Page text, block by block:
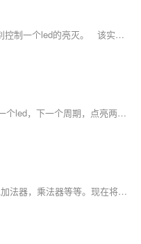
按键控制led 设计要求：通过8个按键分别控制一个led的亮灭。 该实验有两个模块：按键缓存模块和由按键值控制led模块 按键缓存模块：通过二级缓存，将按键值存入key_r1，防止按键时产生的尖峰脉冲影响按键值。 由按键值控制led模块：采用case语句，一一对应控制led的亮灭。 顶层代码： module keyled(clk,
流水灯的简单设计 设计要求：低位点亮一个led，下一个周期，点亮两个led，逐次增加led的个数，全部点亮后的下一个周期，又点亮一个led 该实验需要两个模块，计数器模块和led控制模块 计数器模块：就是一个分频器，频率为2hz，系统时钟为50mhz，50_000_000/2=25_000_000,需要25位计数器。 Led控制模块：控制移位，到达全0时，led
在fpga工程应用设计中，随处可见加法器，乘法器等等。现在将一些常用模块和心得体会先记录下来，以便日后使用。 一位半加器： module halfadder(cout,sum,a,b); outputco...